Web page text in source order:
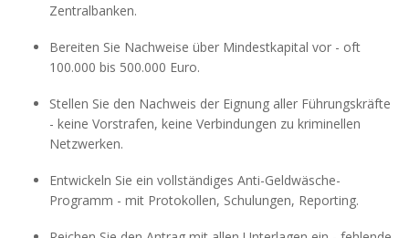
Zentralbanken.
Bereiten Sie Nachweise über Mindestkapital vor - oft
100.000 bis 500.000 Euro.
Stellen Sie den Nachweis der Eignung aller Führungskräfte
- keine Vorstrafen, keine Verbindungen zu kriminellen
Netzwerken.
Entwickeln Sie ein vollständiges Anti-Geldwäsche-
Programm - mit Protokollen, Schulungen, Reporting.